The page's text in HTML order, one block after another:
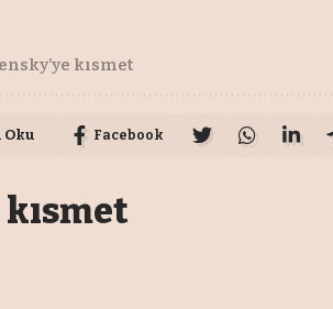
kısmet
Oku Facebook
kısmet